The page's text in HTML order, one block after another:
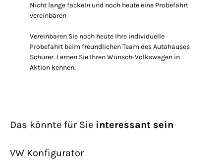
Nicht lange fackeln und noch heute eine Probefahrt
vereinbaren
Vereinbaren Sie noch heute Ihre individuelle
Probefahrt beim freundlichen Team des Autohauses
Schürer. Lernen Sie Ihren Wunsch-Volkswagen in
Aktion kennen.
Das könnte für Sie interessant sein
VW Konfigurator